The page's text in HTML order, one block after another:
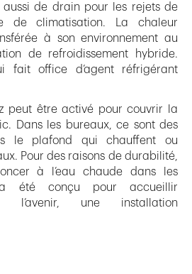
de drain pour les rejets de
de climatisation. La chaleur
à son environnement au
de refroidissement hybride.
fait office d’agent réfrigérant
peut être activé pour couvrir la
Dans les bureaux, ce sont des
le plafond qui chauffent ou
Pour des raisons de durabilité,
à l’eau chaude dans les
été conçu pour accueillir
l’avenir, une installation